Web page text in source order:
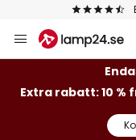
Hoppa
till
Extra rabatt: 10 %